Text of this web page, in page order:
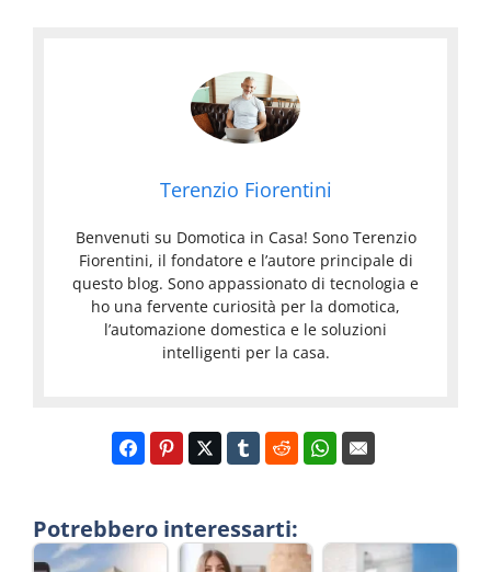
Terenzio Fiorentini
Benvenuti su Domotica in Casa! Sono Terenzio
Fiorentini, il fondatore e l’autore principale di
questo blog. Sono appassionato di tecnologia e
ho una fervente curiosità per la domotica,
l’automazione domestica e le soluzioni
intelligenti per la casa.
Potrebbero interessarti: